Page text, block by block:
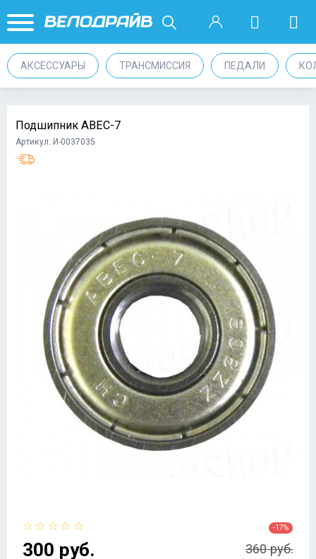
АКСЕССУАРЫ ТРАНСМИССИЯ ПЕДАЛИ
Подшипник ABEC-7
Артикул: И-0037035
300 руб.
-17%
360 руб.